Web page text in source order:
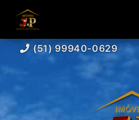
(51) 99940-0629